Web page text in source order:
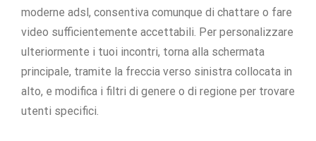
moderne adsl, consentiva comunque di chattare o fare
video sufficientemente accettabili. Per personalizzare
ulteriormente i tuoi incontri, torna alla schermata
principale, tramite la freccia verso sinistra collocata in
alto, e modifica i filtri di genere o di regione per trovare
utenti specifici.